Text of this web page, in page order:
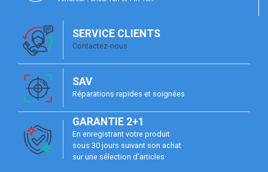
SERVICE CLIENTS
Contactez-nous
SAV
Réparations rapides et soignées
GARANTIE 2+1
En enregistrant votre produit
sous 30 jours suivant son achat
sur une sélection d’articles